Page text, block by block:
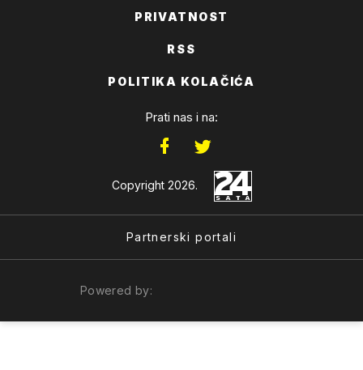
PRIVATNOST
RSS
POLITIKA KOLAČIĆA
Prati nas i na:
Copyright 2026.
Partnerski portali
Powered by: